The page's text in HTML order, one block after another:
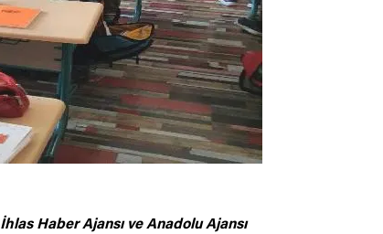
İhlas Haber Ajansı ve Anadolu Ajansı